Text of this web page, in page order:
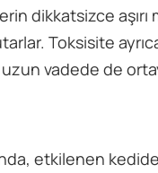
dikkatsizce
Toksisite
vadede de
etkilenen